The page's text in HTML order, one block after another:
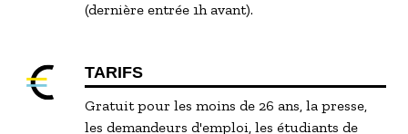
(dernière entrée 1h avant).
TARIFS
Gratuit pour les moins de 26 ans, la presse,
les demandeurs d'emploi, les étudiants de